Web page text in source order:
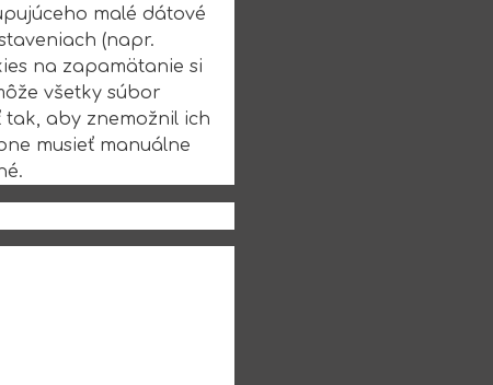
malé dátové
(napr.
na zapamätanie si
všetky súbor
aby znemožnil ich
musieť manuálne